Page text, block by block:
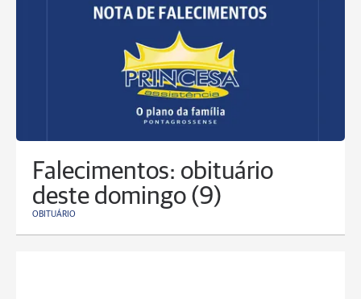
Falecimentos: obituário
deste domingo (9)
OBITUÁRIO